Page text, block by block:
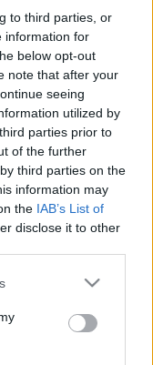
to third parties, or
information for
below opt-out
note that after your
seeing
utilized by
parties prior to
of the further
third parties on the
information may
the IAB’s List of
disclose it to other
or more Google
You may click to
party tags to
in below Google